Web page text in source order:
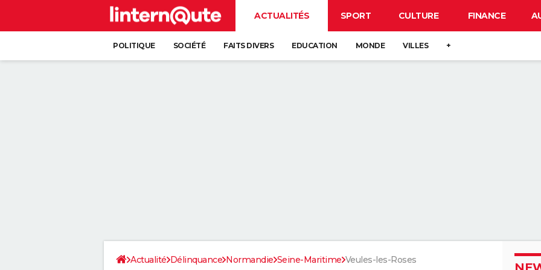
ACTUALITÉS SPORT CULTURE FINANCE
POLITIQUE SOCIÉTÉ FAITS DIVERS EDUCATION MONDE VILLES +
Actualité Délinquance Normandie Seine-Maritime Veules-les-Roses